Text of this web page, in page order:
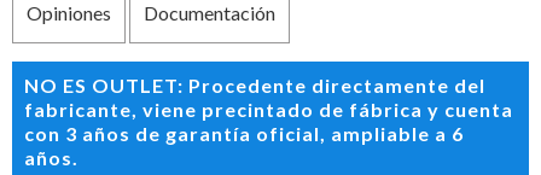
Opiniones Documentación
NO ES OUTLET: Procedente directamente del
fabricante, viene precintado de fábrica y cuenta
con 3 años de garantía oficial, ampliable a 6
años.